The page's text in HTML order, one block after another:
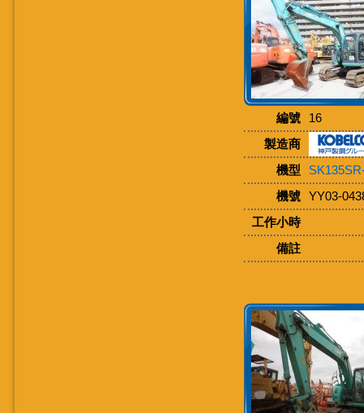
編號
16
製造商
機型
機號
YY03-
工作小時
備註